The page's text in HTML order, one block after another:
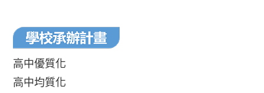
高中優質化
高中均質化